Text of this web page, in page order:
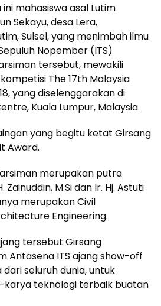
mahasiswa asal Lutim
Sekayu, desa Lera,
Sulsel, yang menimbah ilmu
Nopember (ITS)
tersebut, mewakili
The 17th Malaysia
yang diselenggarakan di
Kuala Lumpur, Malaysia.
yang begitu ketat Girsang
Award.
merupakan putra
Zainuddin, M.Si dan Ir. Hj. Astuti
merupakan Civil
Engineering.
tersebut Girsang
Antasena ITS ajang show-off
seluruh dunia, untuk
teknologi terbaik buatan